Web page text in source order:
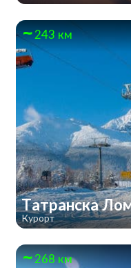
243 км
Татранска
Курорт
268 км